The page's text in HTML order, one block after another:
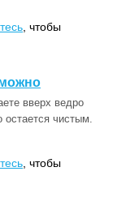
, чтобы
вверх ведро
остается чистым.
, чтобы